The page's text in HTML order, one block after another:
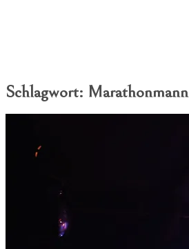
Schlagwort: Marathonmann